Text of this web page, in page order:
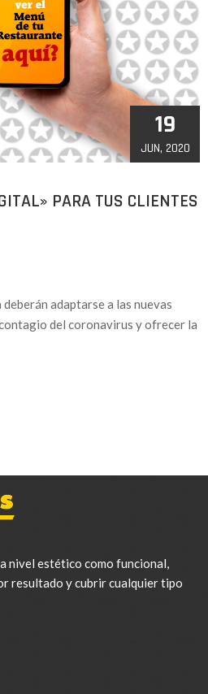
19
JUN, 2020
PARA TUS CLIENTES
adaptarse a las nuevas
del coronavirus y ofrecer la
nivel estético como funcional,
resultado y cubrir cualquier tipo